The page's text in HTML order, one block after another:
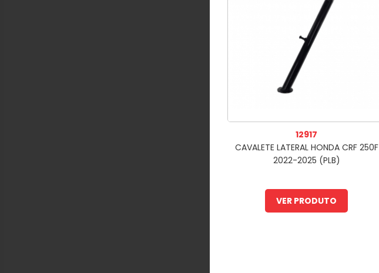
12917
CAVALETE LATERAL HONDA CRF 250F
2022-2025 (PLB)
VER PRODUTO